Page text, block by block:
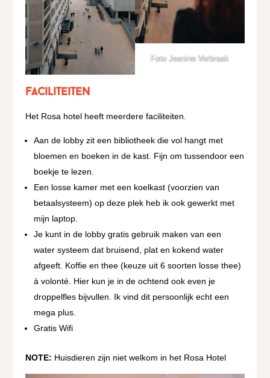
Foto Jeanine Verbraak
Faciliteiten
Het Rosa hotel heeft meerdere faciliteiten.
Aan de lobby zit een bibliotheek die vol hangt met
bloemen en boeken in de kast. Fijn om tussendoor een
boekje te lezen.
Een losse kamer met een koelkast (voorzien van
betaalsysteem) op deze plek heb ik ook gewerkt met
mijn laptop.
Je kunt in de lobby gratis gebruik maken van een
water systeem dat bruisend, plat en kokend water
afgeeft. Koffie en thee (keuze uit 6 soorten losse thee)
à volonté. Hier kun je in de ochtend ook even je
droppelfles bijvullen. Ik vind dit persoonlijk echt een
mega plus.
Gratis Wifi
NOTE: Huisdieren zijn niet welkom in het Rosa Hotel